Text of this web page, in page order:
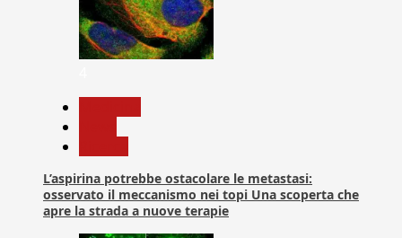
L’aspirina potrebbe ostacolare le metastasi:
osservato il meccanismo nei topi Una scoperta che
apre la strada a nuove terapie